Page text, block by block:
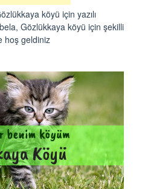
köyü için yazılı
Gözlükkaya köyü için şekilli
hoş geldiniz